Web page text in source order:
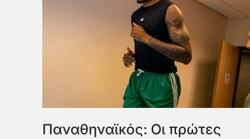
Παναθηναϊκός: Οι πρώτες